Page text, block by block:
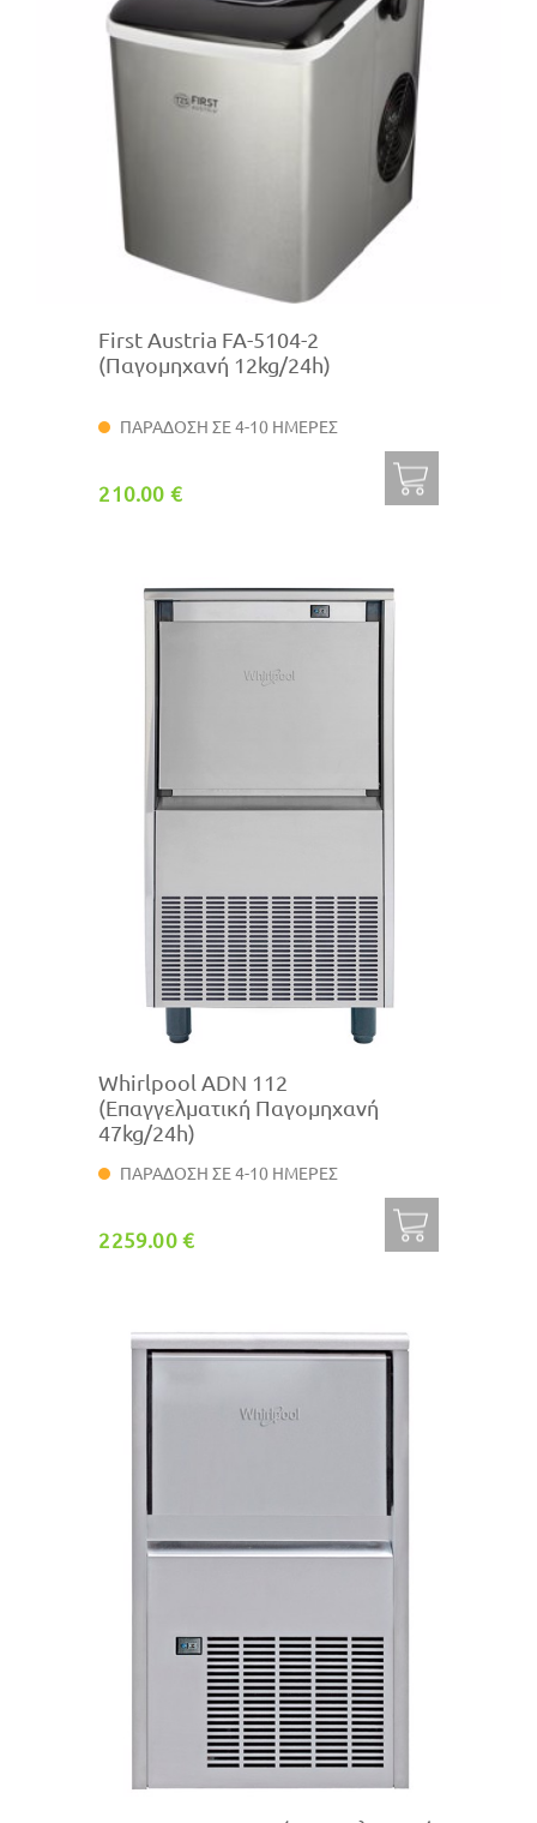
First Austria FA-5104-2
(Παγομηχανή 12kg/24h)
ΠΑΡΑΔΟΣΗ ΣΕ 4-10 ΗΜΕΡΕΣ
210.00 €
Whirlpool ADN 112
(Επαγγελματική Παγομηχανή
47kg/24h)
ΠΑΡΑΔΟΣΗ ΣΕ 4-10 ΗΜΕΡΕΣ
2259.00 €